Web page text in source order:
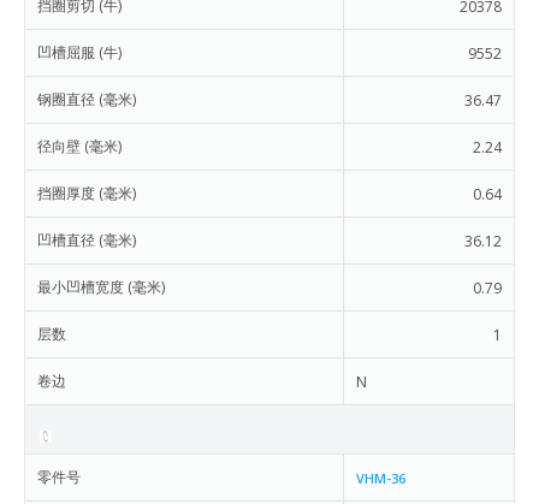
挡圈剪切 (牛) 20378
凹槽屈服 (牛) 9552
钢圈直径 (毫米) 36.47
径向壁 (毫米) 2.24
挡圈厚度 (毫米) 0.64
凹槽直径 (毫米) 36.12
最小凹槽宽度 (毫米) 0.79
层数 1
卷边 N
零件号 VHM-36